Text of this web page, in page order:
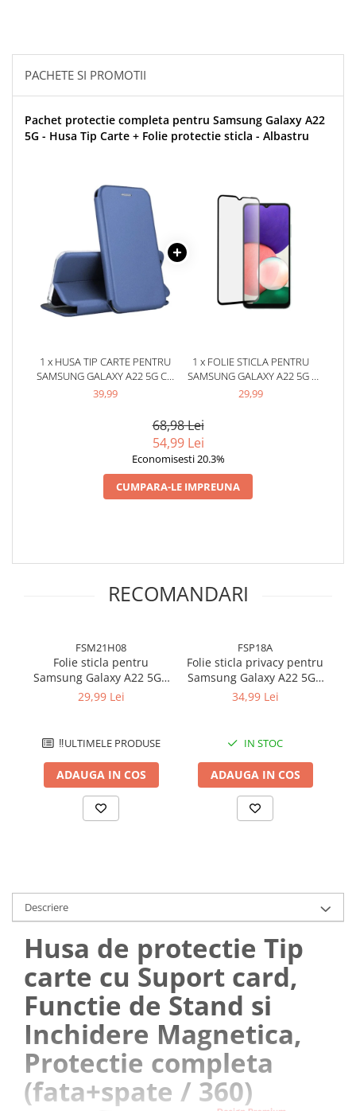
PACHETE SI PROMOTII
Pachet protectie completa pentru Samsung Galaxy A22
5G - Husa Tip Carte + Folie protectie sticla - Albastru
1 x HUSA TIP CARTE PENTRU
SAMSUNG GALAXY A22 5G CU
INCHIDERE MAGNETICA -
39,99
1 x FOLIE STICLA PENTRU
SAMSUNG GALAXY A22 5G -
FULL GLUE
29,99
68,98 Lei
54,99 Lei
Economisesti 20.3%
CUMPARA-LE IMPREUNA
RECOMANDARI
FSM21H08
Folie sticla pentru
Samsung Galaxy A22 5G -
Full glue
29,99 Lei
‼️ULTIMELE PRODUSE
ADAUGA IN COS
FSP18A
Folie sticla privacy pentru
Samsung Galaxy A22 5G -
Full glue
34,99 Lei
IN STOC
ADAUGA IN COS
Descriere
Husa de protectie Tip
carte cu Suport card,
Functie de Stand si
Inchidere Magnetica,
Protectie completa
(fata+spate / 360)